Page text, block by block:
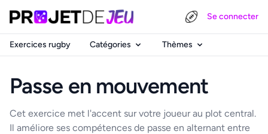
Se connecter
Exercices rugby Catégories Thèmes
Passe en mouvement
Cet exercice met l'accent sur votre joueur au plot central.
Il améliore ses compétences de passe en alternant entre